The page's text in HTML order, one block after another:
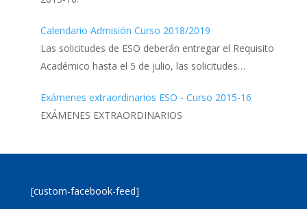
Calendario Admisión Curso 2018/2019
Las solicitudes de ESO deberán entregar el Requisito
Académico hasta el 5 de julio, las solicitudes…
Exámenes extraordinarios ESO - Curso 2015-16
EXÁMENES EXTRAORDINARIOS
[custom-facebook-feed]